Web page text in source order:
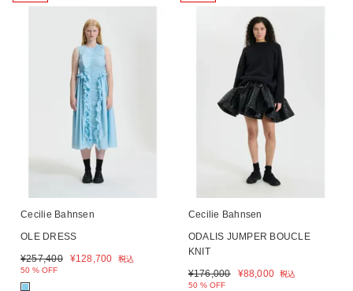
Cecilie Bahnsen
OLE DRESS
¥257,400 ¥128,700
税込
50 % OFF
Cecilie Bahnsen
ODALIS JUMPER BOUCLE
KNIT
¥176,000 ¥88,000
税込
50 % OFF